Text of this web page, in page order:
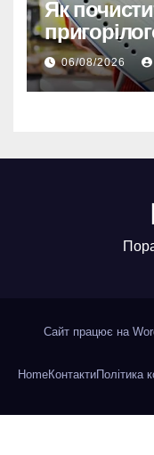
Як
06/08/2026
Сайт працює на
HomeКонтактиПолітика